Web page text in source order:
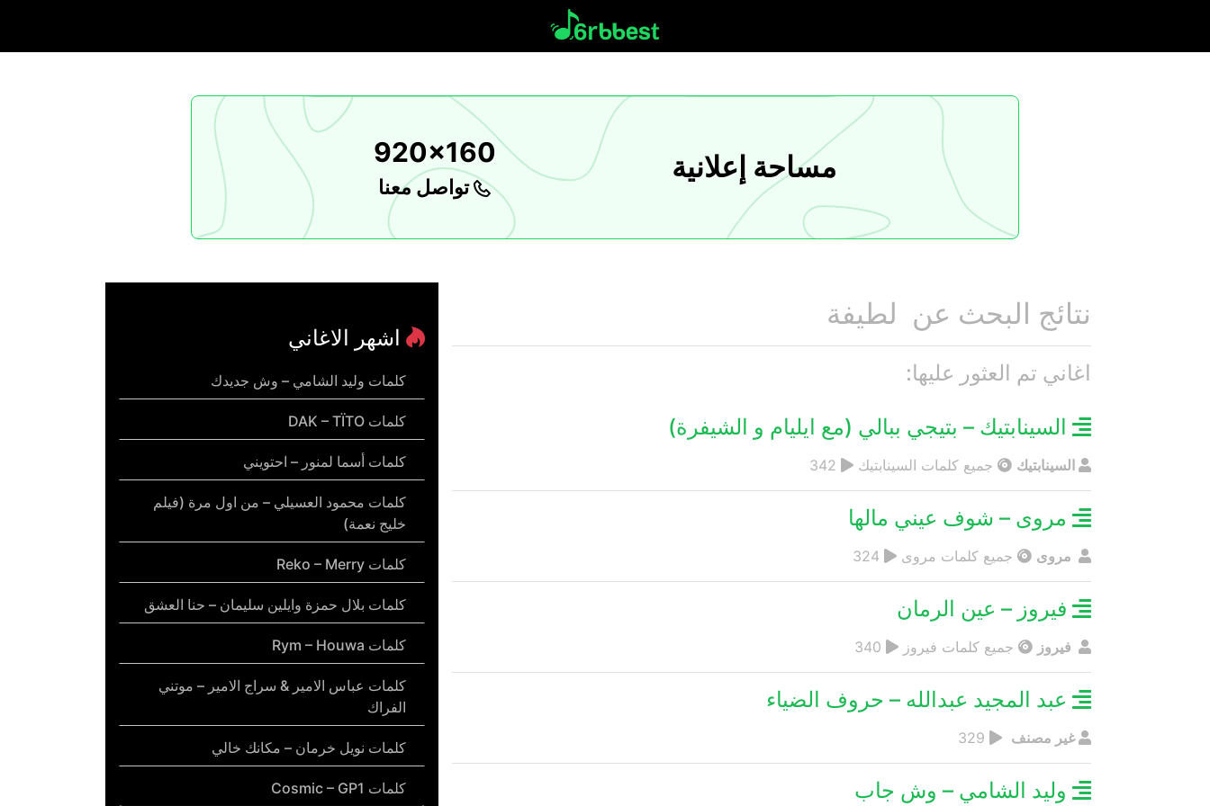
مساحة إعلانية 920x160
تواصل معنا
نتائج البحث عن لطيفة
اغاني تم العثور عليها:
السينابتيك – بتيجي ببالي (مع ايليام و الشيفرة)
السينابتيك جميع كلمات السينابتيك
مروى – شوف عيني مالها
مروى جميع كلمات مروى
فيروز – عين الرمان
فيروز جميع كلمات فيروز
عبد المجيد عبدالله – حروف الضياء
غير مصنف
وليد الشامي – وش جاب
اشهر الاغاني
كلمات وليد الشامي – وش جديدك
كلمات DAK – TÏTO
كلمات أسما لمنور – احتويني
كلمات محمود العسيلي – من اول مرة (فيلم
خليج نعمة)
كلمات Reko – Merry
كلمات بلال حمزة وايلين سليمان – حنا العشق
كلمات Rym – Houwa
كلمات عباس الامير & سراج الامير – موتني
الفراك
كلمات نويل خرمان – مكانك خالي
كلمات Cosmic – GP1